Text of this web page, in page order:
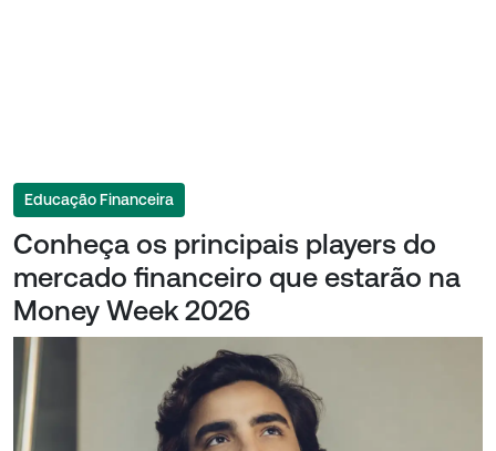
Educação Financeira
Conheça os principais players do
mercado financeiro que estarão na
Money Week 2026